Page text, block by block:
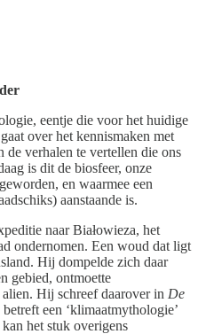
eentje die voor het huidige
over het kennismaken met
de verhalen te vertellen die ons
is dit de biosfeer, onze
en waarmee een
aanstaande is.
naar Białowieza, het
ondernomen. Een woud dat ligt
Hij dompelde zich daar
gebied, ontmoette
Hij schreef daarover in De
een ‘klimaatmythologie’
het stuk overigens